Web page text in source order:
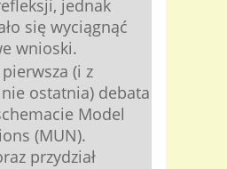
jednak
się wyciągnąć
wnioski.
(i z
ostatnia) debata
Model
(MUN).
przydział